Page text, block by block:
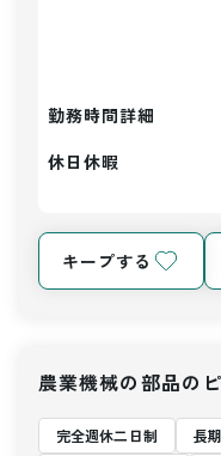
勤務時間詳細
休日休暇
キープする
農業機械の部品の
完全週休二日制 長期